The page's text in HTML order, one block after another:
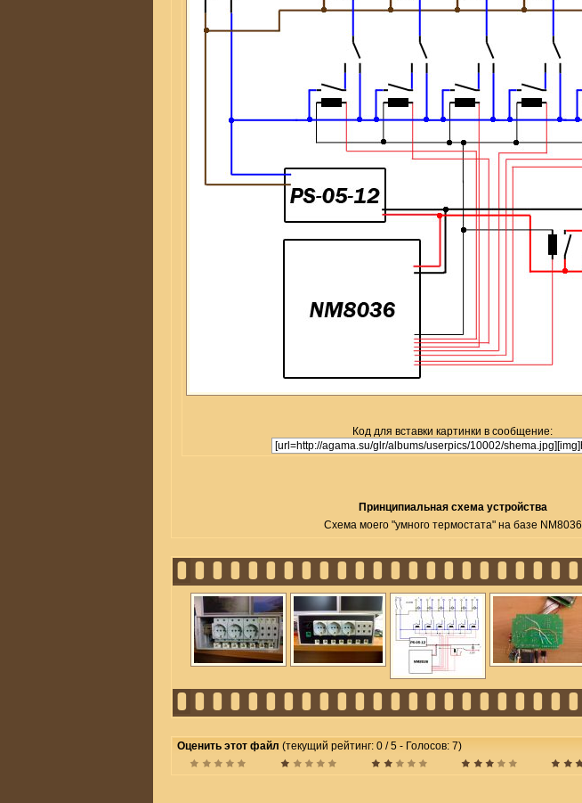
Код для вставки картинки в сообщение:
Принципиальная схема устройства
Схема моего "умного термостата" на базе NM8036
Оценить этот файл (текущий рейтинг: 0 / 5 - Голосов: 7)